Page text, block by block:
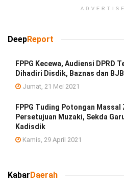
DeepReport
FPPG Kecewa, Audiensi DPRD
Dihadiri Disdik, Baznas dan BJB
Jumat, 21 Mei 2021
FPPG Tuding Potongan Massal
Persetujuan Muzaki, Sekda
Kadisdik
Kamis, 29 April 2021
Kabar Daerah